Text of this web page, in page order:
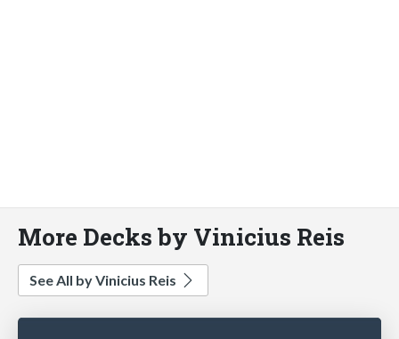
More Decks by Vinicius Reis
See All by Vinicius Reis